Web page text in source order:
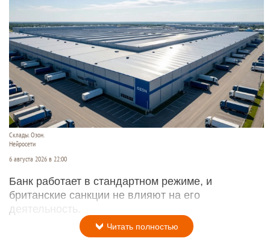
Склады. Озон.
Нейросети
6 августа 2026 в 22:00
Банк работает в стандартном режиме, и
британские санкции не влияют на его
деятельность.
Читать полностью